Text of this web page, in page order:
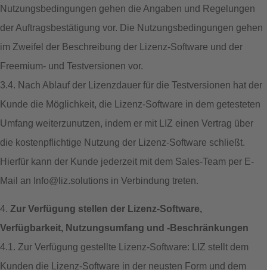
Nutzungsbedingungen gehen die Angaben und Regelungen
der Auftragsbestätigung vor. Die Nutzungsbedingungen gehen
im Zweifel der Beschreibung der Lizenz-Software und der
Freemium- und Testversionen vor.
3.4. Nach Ablauf der Lizenzdauer für die Testversionen hat der
Kunde die Möglichkeit, die Lizenz-Software in dem getesteten
Umfang weiterzunutzen, indem er mit LIZ einen Vertrag über
die kostenpflichtige Nutzung der Lizenz-Software schließt.
Hierfür kann der Kunde jederzeit mit dem Sales-Team per E-
Mail an Info@liz.solutions in Verbindung treten.
4. Zur Verfügung stellen der Lizenz-Software,
Verfügbarkeit, Nutzungsumfang und -Beschränkungen
4.1. Zur Verfügung gestellte Lizenz-Software: LIZ stellt dem
Kunden die Lizenz-Software in der neusten Form und dem